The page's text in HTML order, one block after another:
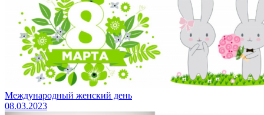
Международный женский день
08.03.2023